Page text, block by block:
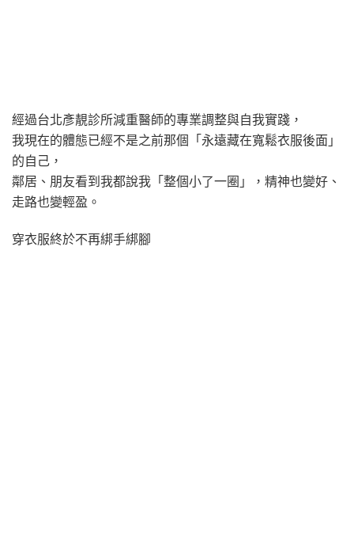
經過台北彥靚診所減重醫師的專業調整與自我實踐，
我現在的體態已經不是之前那個「永遠藏在寬鬆衣服後面」
的自己，
鄰居、朋友看到我都說我「整個小了一圈」，精神也變好、
走路也變輕盈。
穿衣服終於不再綁手綁腳